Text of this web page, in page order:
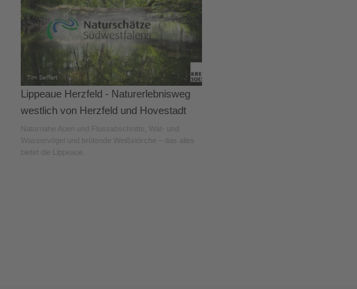
Lippeaue Herzfeld - Naturerlebnisweg
westlich von Herzfeld und Hovestadt
Naturnahe Auen und Flussabschnitte, Wat- und
Wasservögel und brütende Weißstörche – das alles
bietet die Lippeaue.